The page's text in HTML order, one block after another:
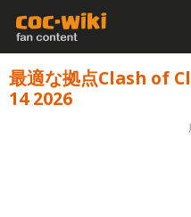
最適な拠点Clash of
14 2026